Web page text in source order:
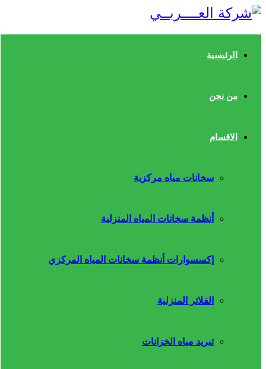
الرئيسية
من نحن
الاقسام
سخانات مياه مركزية
أنظمة سخانات المياه المنزلية
إكسسوارات أنظمة سخانات المياه المركزي
الفلاتر المنزلية
تبريد مياه الخزانات